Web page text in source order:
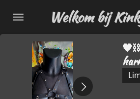
direct
naar
hoofdinhoud
Welkom bij